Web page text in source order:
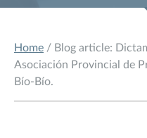
Home / Blog article:
Asociación Provincial de
Bío-Bío.